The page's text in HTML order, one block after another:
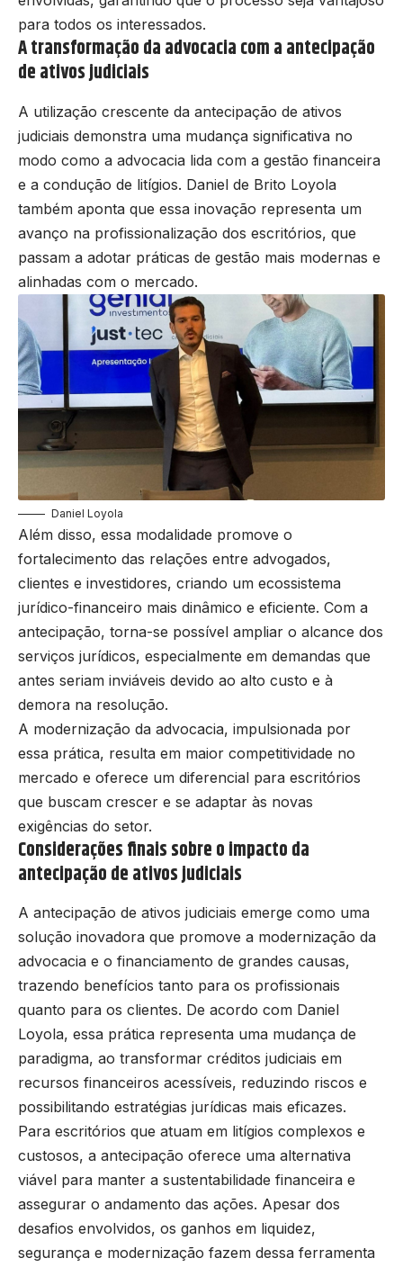
para todos os interessados.
A transformação da advocacia com a antecipação
de ativos judiciais
A utilização crescente da antecipação de ativos
judiciais demonstra uma mudança significativa no
modo como a advocacia lida com a gestão financeira
e a condução de litígios. Daniel de Brito Loyola
também aponta que essa inovação representa um
avanço na profissionalização dos escritórios, que
passam a adotar práticas de gestão mais modernas e
alinhadas com o mercado.
Daniel Loyola
Além disso, essa modalidade promove o
fortalecimento das relações entre advogados,
clientes e investidores, criando um ecossistema
jurídico-financeiro mais dinâmico e eficiente. Com a
antecipação, torna-se possível ampliar o alcance dos
serviços jurídicos, especialmente em demandas que
antes seriam inviáveis devido ao alto custo e à
demora na resolução.
A modernização da advocacia, impulsionada por
essa prática, resulta em maior competitividade no
mercado e oferece um diferencial para escritórios
que buscam crescer e se adaptar às novas
exigências do setor.
Considerações finais sobre o impacto da
antecipação de ativos judiciais
A antecipação de ativos judiciais emerge como uma
solução inovadora que promove a modernização da
advocacia e o financiamento de grandes causas,
trazendo benefícios tanto para os profissionais
quanto para os clientes. De acordo com Daniel
Loyola, essa prática representa uma mudança de
paradigma, ao transformar créditos judiciais em
recursos financeiros acessíveis, reduzindo riscos e
possibilitando estratégias jurídicas mais eficazes.
Para escritórios que atuam em litígios complexos e
custosos, a antecipação oferece uma alternativa
viável para manter a sustentabilidade financeira e
assegurar o andamento das ações. Apesar dos
desafios envolvidos, os ganhos em liquidez,
segurança e modernização fazem dessa ferramenta